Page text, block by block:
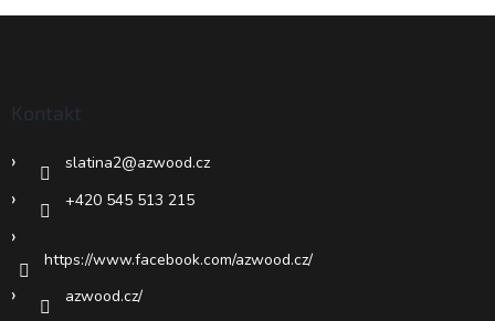
Kontakt
slatina2@azwood.cz
+420 545 513 215
https://www.facebook.com/azwood.cz/
azwood.cz/